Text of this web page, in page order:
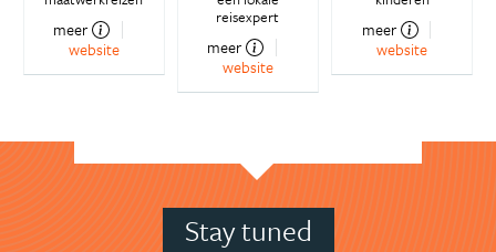
meer
website
reisexpert
meer
website
meer
website
Stay tuned